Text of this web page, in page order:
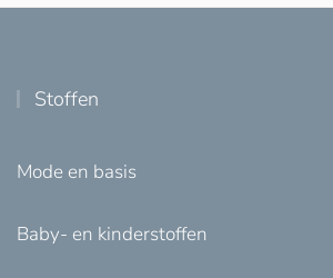
Stoffen
Mode en basis
Baby- en kinderstoffen